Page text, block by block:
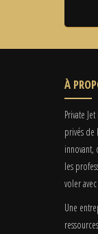
À
Private
privés de
innovant,
les
voler
Une